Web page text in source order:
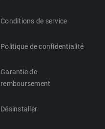
Conditions de service
Politique de confidentialité
Garantie de
remboursement
Désinstaller